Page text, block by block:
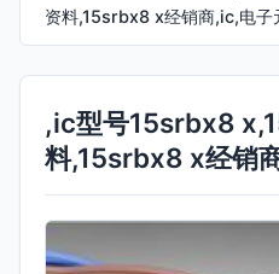
资料,15srbx8 x经销商,ic,电子
,ic型号15srbx8
料,15srbx8 x经销